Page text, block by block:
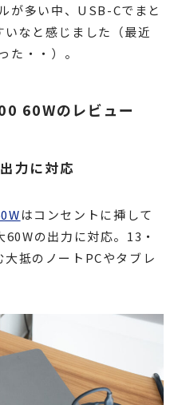
が多い中、USB-Cでまと
いなと感じました（最近
た・・）。
60Wのレビュー
力に対応
はコンセントに挿して
の出力に対応。13・
抵のノートPCやタブレ